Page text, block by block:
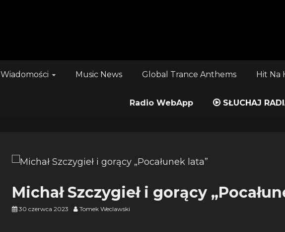
Wiadomości Music News Global Trance Anthems Hit Na
Radio WebApp SŁUCHAJ
Michał Szczygieł i gorący
30 czerwca 2023 Tomek Weclawski